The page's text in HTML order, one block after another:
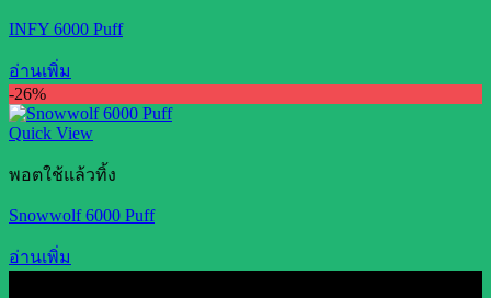
INFY 6000 Puff
อ่านเพิ่ม
-26%
Quick View
พอตใช้แล้วทิ้ง
Snowwolf 6000 Puff
อ่านเพิ่ม